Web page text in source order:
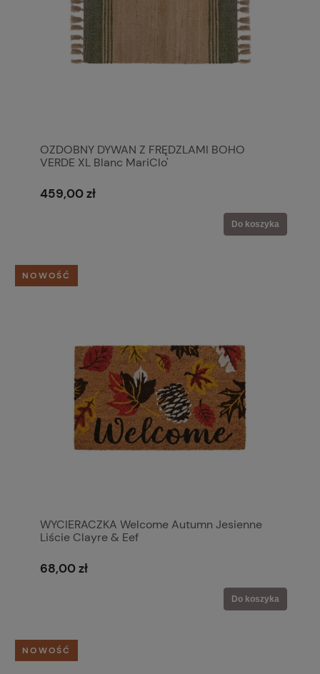
OZDOBNY DYWAN Z FRĘDZLAMI BOHO
VERDE XL Blanc MariClo'
459,00 zł
Do koszyka
WYCIERACZKA Welcome Autumn Jesienne
Liście Clayre & Eef
68,00 zł
Do koszyka
NOWOŚĆ
NOWOŚĆ